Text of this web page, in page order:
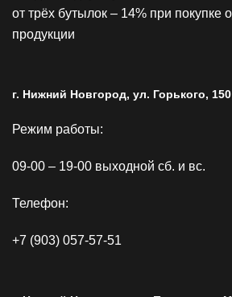
от трёх бутылок – 14% при покупке
продукции
г. Нижний Новгород, ул. Горького, 150
Режим работы:
09-00 – 19-00 выходной сб. и вс.
Телефон:
+7 (903) 057-57-51